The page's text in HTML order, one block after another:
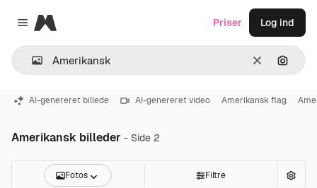
Close menu
Magnific
Klar Søg
Priser Log ind
AI-genereret billede AI-genereret video Amerikansk flag
Amerikansk billeder - Side 2
Fotos Filtre